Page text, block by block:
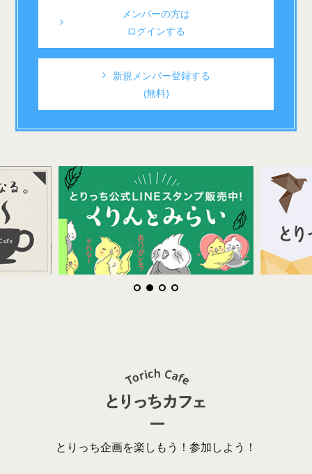
メンバーの方は
ログインする
新規メンバー登録する
(無料)
とりっち企画を楽しもう！参加しよう！